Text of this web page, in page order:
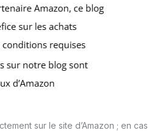
sur le site d’Amazon ; en cas